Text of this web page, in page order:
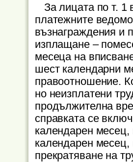
За лицата по т. 1
платежните
възнаграждения и
изплащане –
месеца на
шест календарни
правоотношение.
но неизплатени
продължителна
справката се
календарен месец,
календарен
прекратяване на